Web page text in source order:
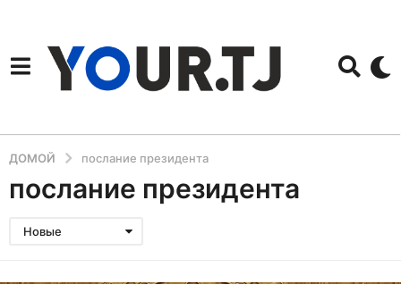
ДОМОЙ послание президента
послание президента
Новые